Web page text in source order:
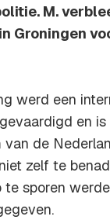
M.
Groningen
werd een
en
de
zelf te
te sporen